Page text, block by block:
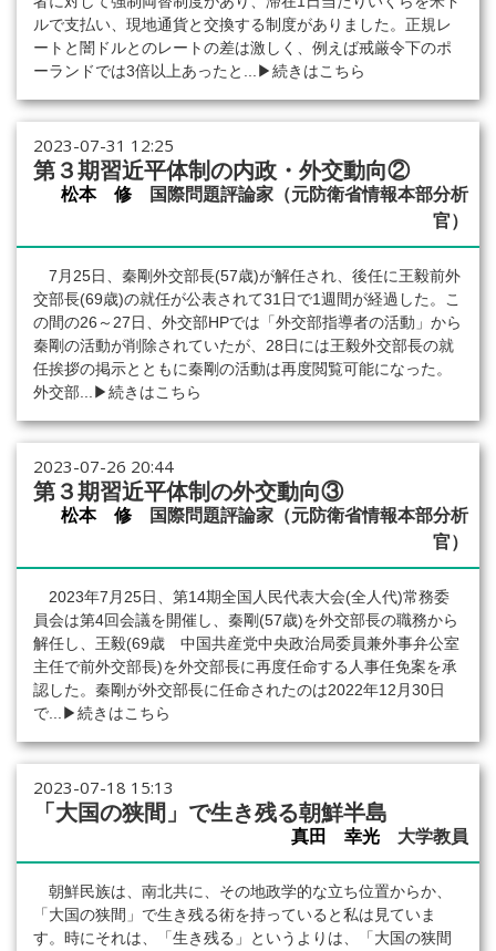
ルで支払い、現地通貨と交換する制度がありました。正規レ
ートと闇ドルとのレートの差は激しく、例えば戒厳令下のポ
ーランドでは3倍以上あったと...
▶続きはこちら
2023-07-31 12:25
第３期習近平体制の内政・外交動向②
松本 修 国際問題評論家（元防衛省情報本部分析
官）
7月25日、秦剛外交部長(57歳)が解任され、後任に王毅前外
交部長(69歳)の就任が公表されて31日で1週間が経過した。こ
の間の26～27日、外交部HPでは「外交部指導者の活動」から
秦剛の活動が削除されていたが、28日には王毅外交部長の就
任挨拶の掲示とともに秦剛の活動は再度閲覧可能になった。
外交部...
▶続きはこちら
2023-07-26 20:44
第３期習近平体制の外交動向③
松本 修 国際問題評論家（元防衛省情報本部分析
官）
2023年7月25日、第14期全国人民代表大会(全人代)常務委
員会は第4回会議を開催し、秦剛(57歳)を外交部長の職務から
解任し、王毅(69歳 中国共産党中央政治局委員兼外事弁公室
主任で前外交部長)を外交部長に再度任命する人事任免案を承
認した。秦剛が外交部長に任命されたのは2022年12月30日
で...
▶続きはこちら
2023-07-18 15:13
「大国の狭間」で生き残る朝鮮半島
真田 幸光 大学教員
朝鮮民族は、南北共に、その地政学的な立ち位置からか、
「大国の狭間」で生き残る術を持っていると私は見ていま
す。時にそれは、「生き残る」というよりは、「大国の狭間